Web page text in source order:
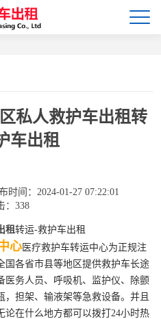
私人救护车出租转
车出租
时间：2024-01-27 07:22:01
：338
租转运-救护车出租
心 医疗救护车转运中心为正规注
国各省市县等地区提供救护车长途
医务人员、呼吸机、监护仪、除颤
担架、输液架等急救设备。并且
论在什么地方都可以拨打24小时热